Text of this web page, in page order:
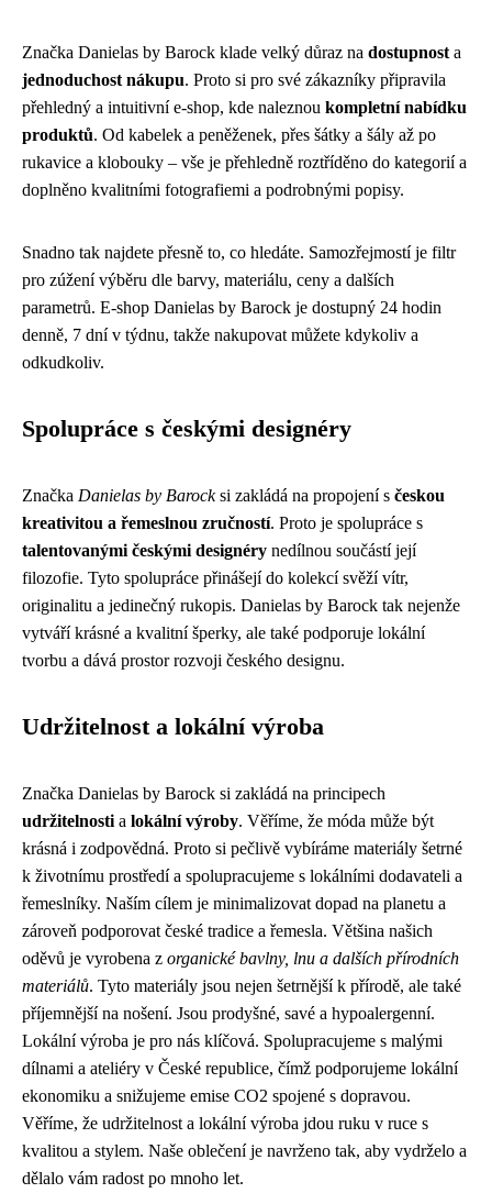
Značka Danielas by Barock klade velký důraz na dostupnost a
jednoduchost nákupu. Proto si pro své zákazníky připravila
přehledný a intuitivní e-shop, kde naleznou kompletní nabídku
produktů. Od kabelek a peněženek, přes šátky a šály až po
rukavice a klobouky – vše je přehledně roztříděno do kategorií a
doplněno kvalitními fotografiemi a podrobnými popisy.
Snadno tak najdete přesně to, co hledáte. Samozřejmostí je filtr
pro zúžení výběru dle barvy, materiálu, ceny a dalších
parametrů. E-shop Danielas by Barock je dostupný 24 hodin
denně, 7 dní v týdnu, takže nakupovat můžete kdykoliv a
odkudkoliv.
Spolupráce s českými designéry
Značka Danielas by Barocksi zakládá na propojení s českou
kreativitou a řemeslnou zručností. Proto je spolupráce s
talentovanými českými designéry nedílnou součástí její
filozofie. Tyto spolupráce přinášejí do kolekcí svěží vítr,
originalitu a jedinečný rukopis. Danielas by Barock tak nejenže
vytváří krásné a kvalitní šperky, ale také podporuje lokální
tvorbu a dává prostor rozvoji českého designu.
Udržitelnost a lokální výroba
Značka Danielas by Barock si zakládá na principech
udržitelnosti a lokální výroby. Věříme, že móda může být
krásná i zodpovědná. Proto si pečlivě vybíráme materiály šetrné
k životnímu prostředí a spolupracujeme s lokálními dodavateli a
řemeslníky. Naším cílem je minimalizovat dopad na planetu a
zároveň podporovat české tradice a řemesla. Většina našich
oděvů je vyrobena z organické bavlny, lnu a dalších přírodních
materiálů. Tyto materiály jsou nejen šetrnější k přírodě, ale také
příjemnější na nošení. Jsou prodyšné, savé a hypoalergenní.
Lokální výroba je pro nás klíčová. Spolupracujeme s malými
dílnami a ateliéry v České republice, čímž podporujeme lokální
ekonomiku a snižujeme emise CO2 spojené s dopravou.
Věříme, že udržitelnost a lokální výroba jdou ruku v ruce s
kvalitou a stylem. Naše oblečení je navrženo tak, aby vydrželo a
dělalo vám radost po mnoho let.